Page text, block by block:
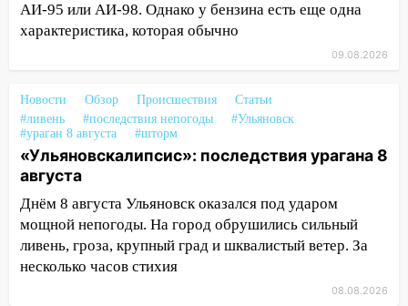
17:00
«Ульяновскалипсис»: последствия
урагана 8 августа
области на 9 августа
16:34 Из-за мощной непогоды в
Ульяновске отменили фестиваль «Наше
время»
16:17 Мелекесский район первым в
Ульяновской области намолотил более
100 тысяч тонн зерна
15:17 В колледжи и техникумы
Ульяновской области подали более 10
АИ-95 или АИ-98. Однако у бензина есть еще одна
характеристика, которая обычно
09.08.2026
Новости Обзор Происшествия
Статьи
#ливень
#последствия непогоды
#Ульяновск
#ураган 8 августа
#шторм
«Ульяновскалипсис»: последствия урагана 8
августа
Днём 8 августа Ульяновск оказался под ударом
мощной непогоды. На город обрушились сильный
ливень, гроза, крупный град и шквалистый ветер. За
несколько часов стихия
08.08.2026